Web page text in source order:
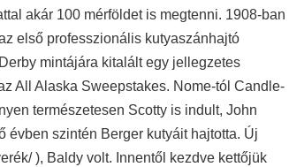
akár 100 mérföldet is megtenni. 1908-ban
első professzionális kutyaszánhajtó
mintájára kitalált egy jellegzetes
All Alaska Sweepstakes. Nome-tól Candle-
természetesen Scotty is indult, John
évben szintén Berger kutyáit hajtotta. Új
), Baldy volt. Innentől kezdve kettőjük